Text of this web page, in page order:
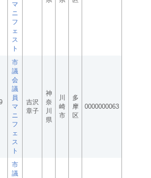
マ
ニ
フ
ェ
ス
ト
市
議
会
議
員
マ
ニ
フ
ェ
ス
ト
吉沢
章子
神
奈
川
県
川
崎
市
多
摩
区
0000000063
市
議